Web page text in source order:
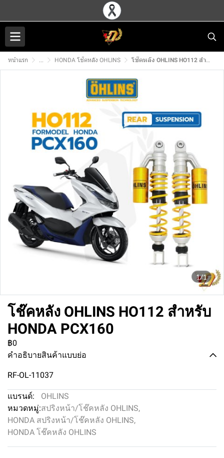
หน้าแรก ... HONDA โช๊คหลัง OHLINS โช๊คหลัง OHLINS HO112 สำหรับ HONDA PCX160
1/1
โช๊คหลัง OHLINS HO112 สำหรับ
HONDA PCX160
฿0
คำอธิบายสินค้าแบบย่อ
RF-OL-11037
แบรนด์:
OHLINS
หมวดหมู่:สปริงหน้า/โช๊คหลัง OHLINS,
HONDA สปริงหน้า/โช๊คหลัง OHLINS,
HONDA โช๊คหลัง OHLINS